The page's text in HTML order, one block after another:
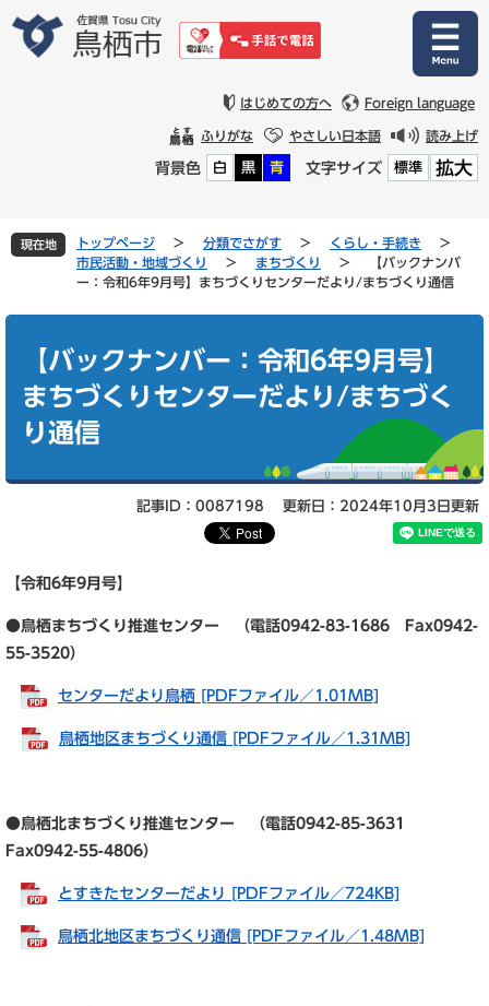
文
はじめての方へ Foreign language
ふりがな やさしい日本語 読み上げ
背景色 白 黒 青 文字サイズ 標準 拡大
現在地 トップページ > 分類でさがす > くらし・手続き
>
市民活動・地域づくり
> まちづくり >
【バックナンバ
ー：令和6年9月号】まちづくりセンターだより/まちづくり通信
【バックナンバー：令和6年9月号】
まちづくりセンターだより/まちづく
り通信
記事ID：0087198 更新日：2024年10月3日更新
【令和6年9月号】
●鳥栖まちづくり推進センター （電話0942-83-1686 Fax0942-
55-3520）
センターだより鳥栖 [PDFファイル／1.01MB]
鳥栖地区まちづくり通信 [PDFファイル／1.31MB]
●鳥栖北まちづくり推進センター （電話0942-85-3631
Fax0942-55-4806）
とすきたセンターだより [PDFファイル／724KB]
鳥栖北地区まちづくり通信 [PDFファイル／1.48MB]